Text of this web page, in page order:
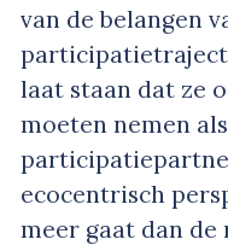
van de belangen
laat staan dat ze
moeten nemen
ecocentrisch
meer gaat dan de